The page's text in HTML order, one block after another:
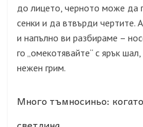
до лицето, черното може да
сенки и да втвърди чертите.
и напълно ви разбираме –
го „омекотявайте“ с ярък
нежен грим.
Много тъмносиньо: